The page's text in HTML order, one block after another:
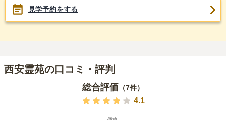
見学予約をする
西安霊苑の口コミ・評判
総合評価 （7件）
4.1